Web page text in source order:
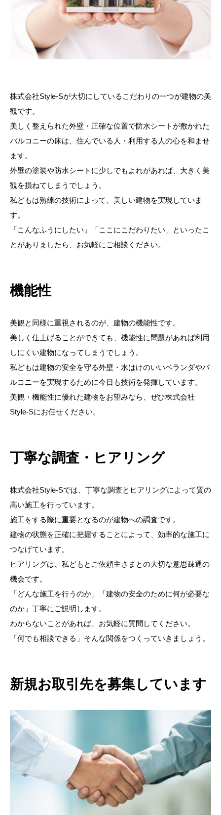
株式会社Style-Sが大切にしているこだわりの一つが建物の美
観です。
美しく整えられた外壁・正確な位置で防水シートが敷かれた
バルコニーの床は、住んでいる人・利用する人の心を和ませ
ます。
外壁の塗装や防水シートに少しでもよれがあれば、大きく美
観を損ねてしまうでしょう。
私どもは熟練の技術によって、美しい建物を実現していま
す。
「こんなふうにしたい」「ここにこだわりたい」といったこ
とがありましたら、お気軽にご相談ください。
機能性
美観と同様に重視されるのが、建物の機能性です。
美しく仕上げることができても、機能性に問題があれば利用
しにくい建物になってしまうでしょう。
私どもは建物の安全を守る外壁・水はけのいいベランダやバ
ルコニーを実現するために今日も技術を発揮しています。
美観・機能性に優れた建物をお望みなら、ぜひ株式会社
Style-Sにお任せください。
丁寧な調査・ヒアリング
株式会社Style-Sでは、丁寧な調査とヒアリングによって質の
高い施工を行っています。
施工をする際に重要となるのが建物への調査です。
建物の状態を正確に把握することによって、効率的な施工に
つなげています。
ヒアリングは、私どもとご依頼主さまとの大切な意思疎通の
機会です。
「どんな施工を行うのか」「建物の安全のために何が必要な
のか」丁寧にご説明します。
わからないことがあれば、お気軽に質問してください。
「何でも相談できる」そんな関係をつくっていきましょう。
新規お取引先を募集しています